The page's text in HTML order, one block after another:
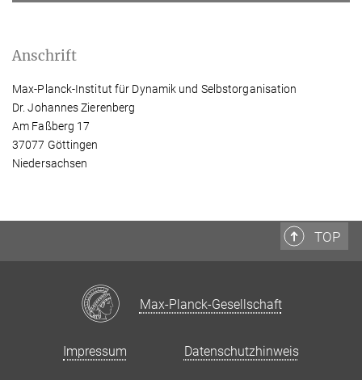
Anschrift
Max-Planck-Institut für Dynamik und Selbstorganisation
Dr. Johannes Zierenberg
Am Faßberg 17
37077 Göttingen
Niedersachsen
TOP
Max-Planck-Gesellschaft
Impressum Datenschutzhinweis